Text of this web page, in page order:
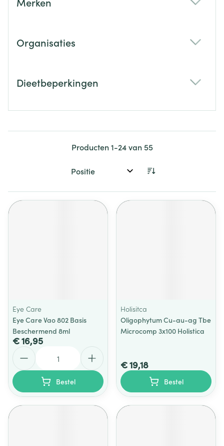
Organisaties
Dieetbeperkingen
Producten1-24van55
Sorteer op:
Eye Care
Eye Care Vao 802 Basis
Beschermend 8ml
€ 16,95
Bestel
Holisitca
Oligophytum Cu-au-ag Tbe
Microcomp 3x100 Holistica
€ 19,18
Bestel